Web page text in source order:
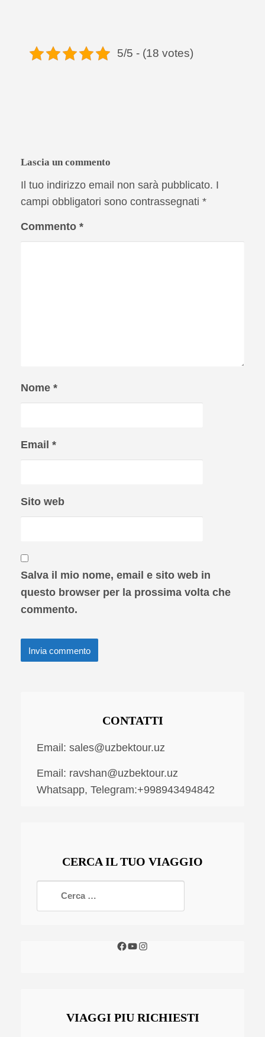
5/5 - (18 votes)
Lascia un commento
Il tuo indirizzo email non sarà pubblicato. I
campi obbligatori sono contrassegnati *
Commento *
Nome *
Email *
Sito web
Salva il mio nome, email e sito web in
questo browser per la prossima volta che
commento.
CONTATTI
Email: sales@uzbektour.uz
Email: ravshan@uzbektour.uz
Whatsapp, Telegram:+998943494842
CERCA IL TUO VIAGGIO
VIAGGI PIU RICHIESTI